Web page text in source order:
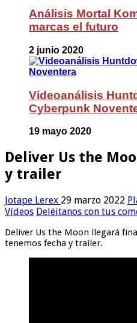
Análisis Mortal
marcas el futuro
2 junio 2020
Videoanálisis
Cyberpunk
19 mayo 2020
Deliver Us the
y trailer
Jotape Lerex 29 marzo 2022
Vídeos Deléitanos con tus
Deliver Us the Moon llegará
tenemos fecha y trailer.